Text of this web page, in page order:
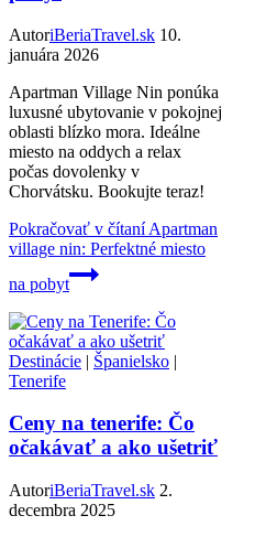
AutoriBeriaTravel.sk 10.
januára 2026
Apartman Village Nin ponúka
luxusné ubytovanie v pokojnej
oblasti blízko mora. Ideálne
miesto na oddych a relax
počas dovolenky v
Chorvátsku. Bookujte teraz!
Pokračovať v čítaníApartman
village nin: Perfektné miesto
na pobyt
Destinácie | Španielsko |
Tenerife
Ceny na tenerife: Čo
očakávať a ako ušetriť
AutoriBeriaTravel.sk 2.
decembra 2025